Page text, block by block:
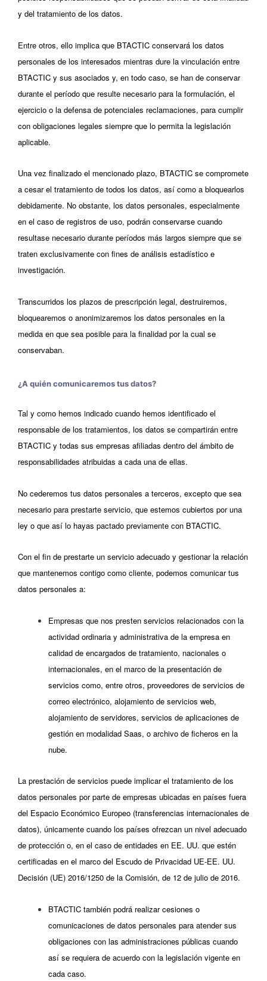
y del tratamiento de los datos.
Entre otros, ello implica que BTACTIC conservará los datos
personales de los interesados mientras dure la vinculación entre
BTACTIC y sus asociados y, en todo caso, se han de conservar
durante el período que resulte necesario para la formulación, el
ejercicio o la defensa de potenciales reclamaciones, para cumplir
con obligaciones legales siempre que lo permita la legislación
aplicable.
Una vez finalizado el mencionado plazo, BTACTIC se compromete
a cesar el tratamiento de todos los datos, así como a bloquearlos
debidamente. No obstante, los datos personales, especialmente
en el caso de registros de uso, podrán conservarse cuando
resultase necesario durante períodos más largos siempre que se
traten exclusivamente con fines de análisis estadístico e
investigación.
Transcurridos los plazos de prescripción legal, destruiremos,
bloquearemos o anonimizaremos los datos personales en la
medida en que sea posible para la finalidad por la cual se
conservaban.
¿A quién comunicaremos tus datos?
Tal y como hemos indicado cuando hemos identificado el
responsable de los tratamientos, los datos se compartirán entre
BTACTIC y todas sus empresas afiliadas dentro del ámbito de
responsabilidades atribuidas a cada una de ellas.
No cederemos tus datos personales a terceros, excepto que sea
necesario para prestarte servicio, que estemos cubiertos por una
ley o que así lo hayas pactado previamente con BTACTIC.
Con el fin de prestarte un servicio adecuado y gestionar la relación
que mantenemos contigo como cliente, podemos comunicar tus
datos personales a:
Empresas que nos presten servicios relacionados con la
actividad ordinaria y administrativa de la empresa en
calidad de encargados de tratamiento, nacionales o
internacionales, en el marco de la presentación de
servicios como, entre otros, proveedores de servicios de
correo electrónico, alojamiento de servicios web,
alojamiento de servidores, servicios de aplicaciones de
gestión en modalidad Saas, o archivo de ficheros en la
nube.
La prestación de servicios puede implicar el tratamiento de los
datos personales por parte de empresas ubicadas en países fuera
del Espacio Económico Europeo (transferencias internacionales de
datos), únicamente cuando los países ofrezcan un nivel adecuado
de protección o, en el caso de entidades en EE. UU. que estén
certificadas en el marco del Escudo de Privacidad UE-EE. UU.
Decisión (UE) 2016/1250 de la Comisión, de 12 de julio de 2016.
BTACTIC también podrá realizar cesiones o
comunicaciones de datos personales para atender sus
obligaciones con las administraciones públicas cuando
así se requiera de acuerdo con la legislación vigente en
cada caso.